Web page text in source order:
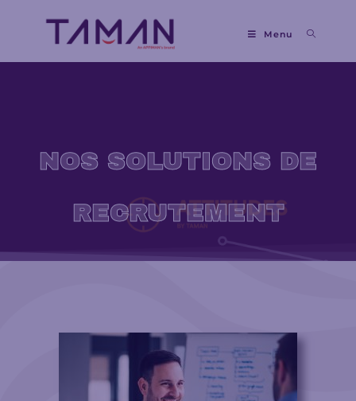
Menu
NOS SOLUTIONS DE
RECRUTEMENT